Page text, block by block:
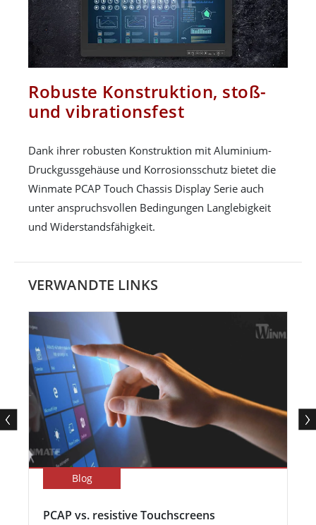
Robuste Konstruktion, stoß-
und vibrationsfest
Dank ihrer robusten Konstruktion mit Aluminium-
Druckgussgehäuse und Korrosionsschutz bietet die
Winmate PCAP Touch Chassis Display Serie auch
unter anspruchsvollen Bedingungen Langlebigkeit
und Widerstandsfähigkeit.
VERWANDTE LINKS
Blog
PCAP vs. resistive Touchscreens